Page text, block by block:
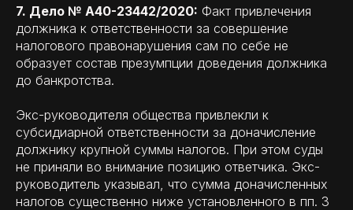
7. Дело № А40-23442/2020: Факт привлечения
должника к ответственности за совершение
налогового правонарушения сам по себе не
образует состав презумпции доведения должника
до банкротства.
Экс-руководителя общества привлекли к
субсидиарной ответственности за доначисление
должнику крупной суммы налогов. При этом суды
не приняли во внимание позицию ответчика. Экс-
руководитель указывал, что сумма доначисленных
налогов существенно ниже установленного в пп. 3